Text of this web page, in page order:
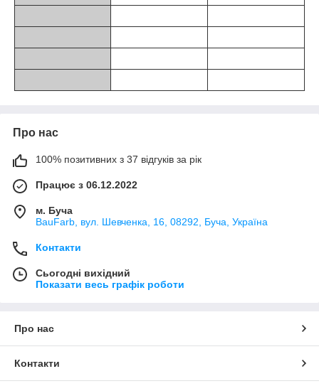
Про нас
100% позитивних з 37 відгуків за рік
Працює з 06.12.2022
м. Буча
BauFarb, вул. Шевченка, 16, 08292, Буча, Україна
Контакти
Сьогодні вихідний
Показати весь графік роботи
Про нас
Контакти